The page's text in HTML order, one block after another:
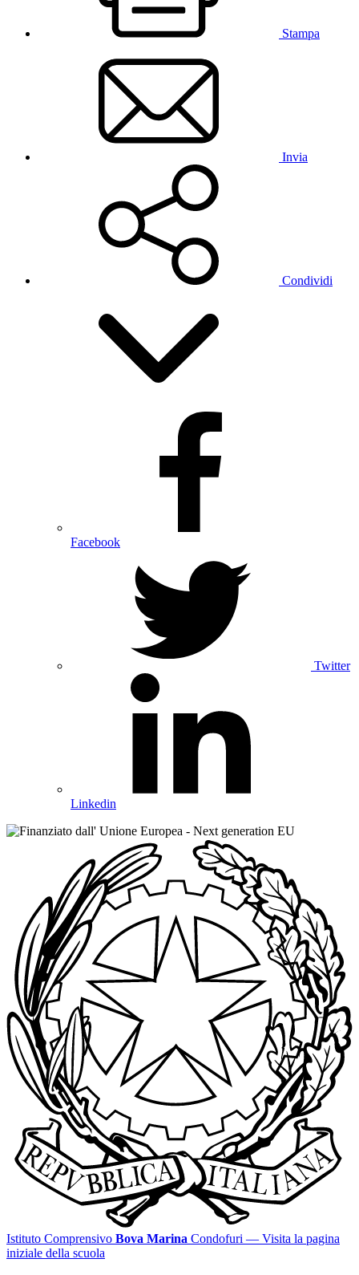
Stampa
Invia
Condividi
Facebook
Twitter
Linkedin
Istituto Comprensivo Bova Marina Condofuri — Visita la pagina
iniziale della scuola